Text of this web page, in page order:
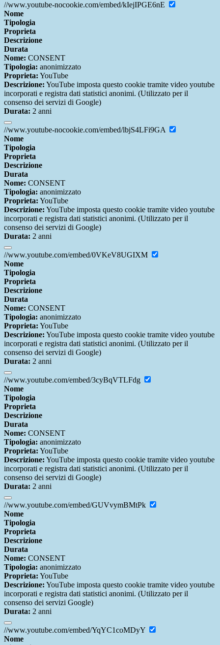
//www.youtube-nocookie.com/embed/kIejIPGE6nE
Nome
Tipologia
Proprieta
Descrizione
Durata
Nome: CONSENT
Tipologia: anonimizzato
Proprieta: YouTube
Descrizione: YouTube imposta questo cookie tramite video youtube
incorporati e registra dati statistici anonimi. (Utilizzato per il
consenso dei servizi di Google)
Durata: 2 anni
//www.youtube-nocookie.com/embed/lbjS4LFi9GA
Nome
Tipologia
Proprieta
Descrizione
Durata
Nome: CONSENT
Tipologia: anonimizzato
Proprieta: YouTube
Descrizione: YouTube imposta questo cookie tramite video youtube
incorporati e registra dati statistici anonimi. (Utilizzato per il
consenso dei servizi di Google)
Durata: 2 anni
//www.youtube.com/embed/0VKeV8UGIXM
Nome
Tipologia
Proprieta
Descrizione
Durata
Nome: CONSENT
Tipologia: anonimizzato
Proprieta: YouTube
Descrizione: YouTube imposta questo cookie tramite video youtube
incorporati e registra dati statistici anonimi. (Utilizzato per il
consenso dei servizi di Google)
Durata: 2 anni
//www.youtube.com/embed/3cyBqVTLFdg
Nome
Tipologia
Proprieta
Descrizione
Durata
Nome: CONSENT
Tipologia: anonimizzato
Proprieta: YouTube
Descrizione: YouTube imposta questo cookie tramite video youtube
incorporati e registra dati statistici anonimi. (Utilizzato per il
consenso dei servizi di Google)
Durata: 2 anni
//www.youtube.com/embed/GUVvymBMtPk
Nome
Tipologia
Proprieta
Descrizione
Durata
Nome: CONSENT
Tipologia: anonimizzato
Proprieta: YouTube
Descrizione: YouTube imposta questo cookie tramite video youtube
incorporati e registra dati statistici anonimi. (Utilizzato per il
consenso dei servizi Google)
Durata: 2 anni
//www.youtube.com/embed/YqYC1coMDyY
Nome